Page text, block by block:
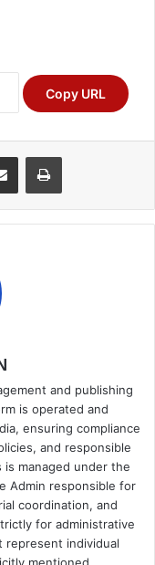
Copy URL
Share via Email Print
and publishing
is operated and
ensuring compliance
and responsible
managed under the
Admin responsible for
coordination, and
for administrative
represent individual
mentioned.